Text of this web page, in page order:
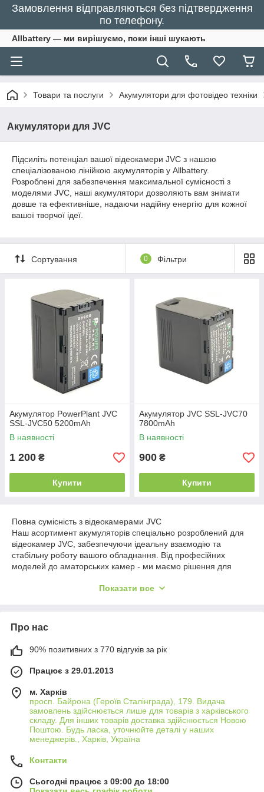
Замовлення відправляються без підтвердження
по телефону.
Allbattery — ми вирішуємо, поки інші шукають
Товари та послуги Акумулятори для фотовідео техніки
Акумулятори для JVC
Підсиліть потенціал вашої відеокамери JVC з нашою
спеціалізованою лінійкою акумуляторів у Allbattery.
Розроблені для забезпечення максимальної сумісності з
моделями JVC, наші акумулятори дозволяють вам знімати
довше та ефективніше, надаючи надійну енергію для кожної
вашої творчої ідеї.
Сортування 0 Фільтри
Акумулятор PowerPlant JVC
SSL-JVC50 5200mAh
В наявності
1 200 ₴
Купити
Акумулятор JVC SSL-JVC70
7800mAh
В наявності
900 ₴
Купити
Повна сумісність з відеокамерами JVC
Наш асортимент акумуляторів спеціально розроблений для
відеокамер JVC, забезпечуючи ідеальну взаємодію та
стабільну роботу вашого обладнання. Від професійних
моделей до аматорських камер - ми маємо рішення для
автономність, дозволяючи вам зосередитися на процесі
Надійність та безпека
Виготовлені з використанням високоякісних компонентів,
наші акумулятори гарантують не тільки тривалу роботу, але й
максимальну безпеку для вашої відеокамери JVC,
захищаючи її від перегріву, перезарядки та короткого
замикання.
Різноманітність вибору
різної ємності та тривалості роботи, щоб задовольнити
щоб ваша відеокамера JVC завжди була готова до дії.
Показати все
Про нас
90% позитивних з 770 відгуків за рік
Працює з 29.01.2013
м. Харків
просп. Байрона (Героїв Сталінграда), 179. Видача
замовлень здійснюється лише для товарів з харківського
складу. Для інших товарів доставка здійснюється Новою
Поштою. Будь ласка, уточнюйте деталі у наших
менеджерів., Харків, Україна
Контакти
Сьогодні працює з 09:00 до 18:00